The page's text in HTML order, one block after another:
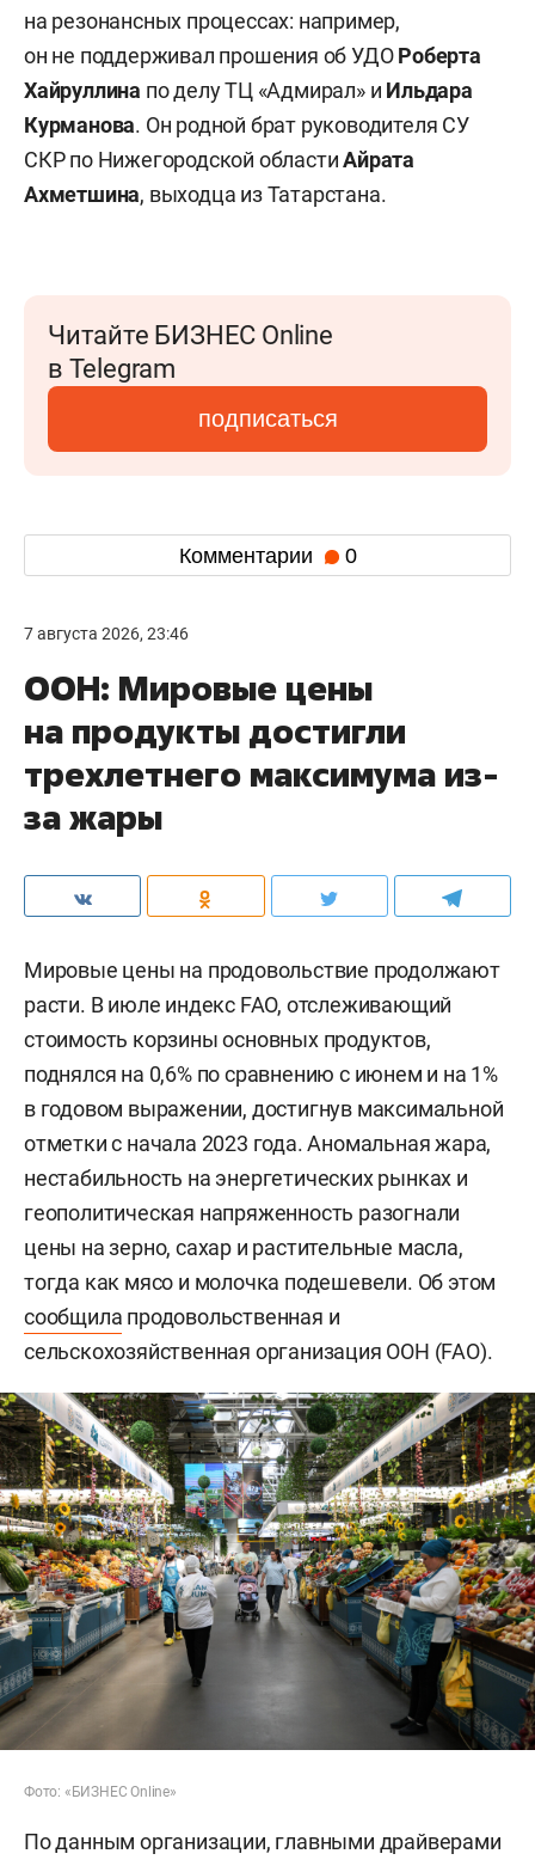
на резонансных процессах: например,
он не поддерживал прошения об УДОРоберта
Хайруллина по делу ТЦ «Адмирал» и Ильдара
Курманова. Он родной брат руководителя СУ
СКР по Нижегородской областиАйрата
Ахметшина, выходца из Татарстана.
Читайте БИЗНЕС Online
в Telegram
подписаться
Комментарии 0
7 августа 2026, 23:46
ООН: Мировые цены
на продукты достигли
трехлетнего максимума из-
за жары
Мировые цены на продовольствие продолжают
расти. В июле индекс FAO, отслеживающий
стоимость корзины основных продуктов,
поднялся на 0,6% по сравнению с июнем и на 1%
в годовом выражении, достигнув максимальной
отметки с начала 2023 года. Аномальная жара,
нестабильность на энергетических рынках и
геополитическая напряженность разогнали
цены на зерно, сахар и растительные масла,
тогда как мясо и молочка подешевели. Об этом
сообщила продовольственная и
сельскохозяйственная организация ООН (FAO).
Фото: «БИЗНЕС Online»
По данным организации, главными драйверами